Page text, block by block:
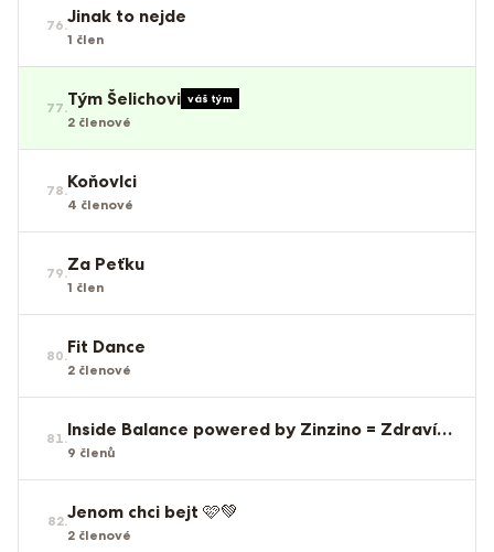
76.Jinak to nejde
1 člen
77.Tým Šelichovi váš tým
2 členové
78.Koňovlci
4 členové
79.Za Peťku
1 člen
80.Fit Dance
2 členové
81. Inside Balance powered by Zinzino = Zdraví zevnitř
9 členů
82.Jenom chci bejt 🩷💚
2 členové